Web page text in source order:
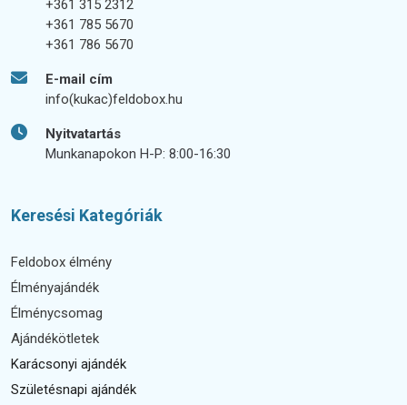
+361 315 2312
+361 785 5670
+361 786 5670
E-mail cím
info(kukac)feldobox.hu
Nyitvatartás
Munkanapokon H-P: 8:00-16:30
Keresési Kategóriák
Feldobox élmény
Élményajándék
Élménycsomag
Ajándékötletek
Karácsonyi ajándék
Születésnapi ajándék